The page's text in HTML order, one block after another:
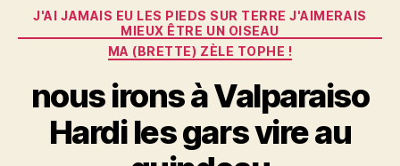
Catégories
J'AI JAMAIS EU LES PIEDS SUR TERRE J'AIMERAIS
MIEUX ÊTRE UN OISEAU
MA (BRETTE) ZÈLE TOPHE !
nous irons à Valparaiso
Hardi les gars vire au